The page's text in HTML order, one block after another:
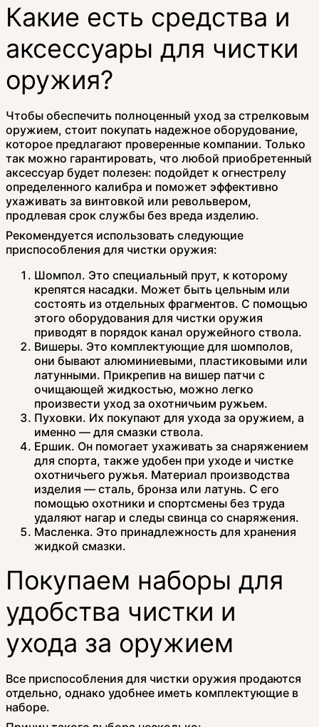
Какие есть средства и
аксессуары для чистки
оружия?
Чтобы обеспечить полноценный уход за стрелковым
оружием, стоит покупать надежное оборудование,
которое предлагают проверенные компании. Только
так можно гарантировать, что любой приобретенный
аксессуар будет полезен: подойдет к огнестрелу
определенного калибра и поможет эффективно
ухаживать за винтовкой или револьвером,
продлевая срок службы без вреда изделию.
Рекомендуется использовать следующие
приспособления для чистки оружия:
Шомпол. Это специальный прут, к которому
крепятся насадки. Может быть цельным или
состоять из отдельных фрагментов. С помощью
этого оборудования для чистки оружия
приводят в порядок канал оружейного ствола.
Вишеры. Это комплектующие для шомполов,
они бывают алюминиевыми, пластиковыми или
латунными. Прикрепив на вишер патчи с
очищающей жидкостью, можно легко
произвести уход за охотничьим ружьем.
Пуховки. Их покупают для ухода за оружием, а
именно — для смазки ствола.
Ершик. Он помогает ухаживать за снаряжением
для спорта, также удобен при уходе и чистке
охотничьего ружья. Материал производства
изделия — сталь, бронза или латунь. С его
помощью охотники и спортсмены без труда
удаляют нагар и следы свинца со снаряжения.
Масленка. Это принадлежность для хранения
жидкой смазки.
Покупаем наборы для
удобства чистки и
ухода за оружием
Все приспособления для чистки оружия продаются
отдельно, однако удобнее иметь комплектующие в
наборе.